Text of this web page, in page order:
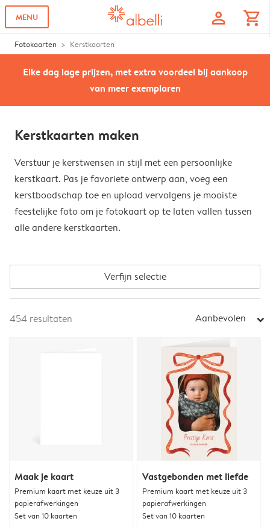
MENU profile shopping_cart
Fotokaarten Kerstkaarten
Elke dag lage prijzen, met extra voordeel bij aankoop
van meer exemplaren
Kerstkaarten maken
Verstuur je kerstwensen in stijl met een persoonlijke
kerstkaart. Pas je favoriete ontwerp aan, voeg een
kerstboodschap toe en upload vervolgens je mooiste
feestelijke foto om je fotokaart op te laten vallen tussen
alle andere kerstkaarten.
Verfijn selectie
454 resultaten Aanbevolen arrow_right
Maak je kaart
Premium kaart met keuze uit 3
papierafwerkingen
Set van 10 kaarten
Vastgebonden met liefde
Premium kaart met keuze uit 3
papierafwerkingen
Set van 10 kaarten